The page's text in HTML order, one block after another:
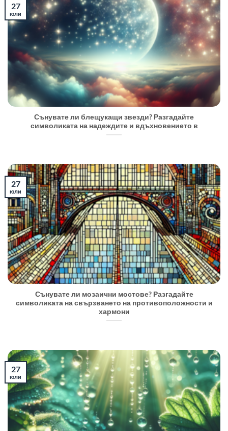
Сънувате ли блещукащи звезди? Разгадайте
символиката на надеждите и вдъхновението в
27
юли
Сънувате ли мозаични мостове? Разгадайте
символиката на свързването на противоположности и
хармони
27
юли
27
юли